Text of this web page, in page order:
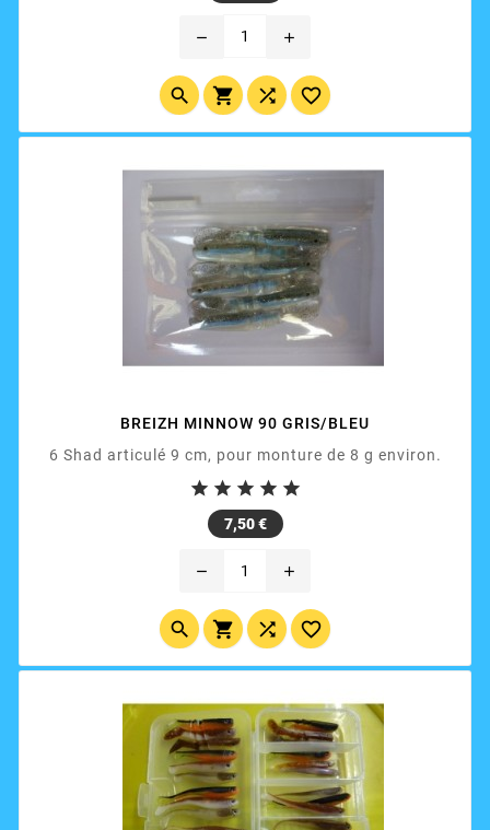
remove add
   
BREIZH MINNOW 90 GRIS/BLEU
6 Shad articulé 9 cm, pour monture de 8 g environ.
    
7,50 € Prix
remove add
   